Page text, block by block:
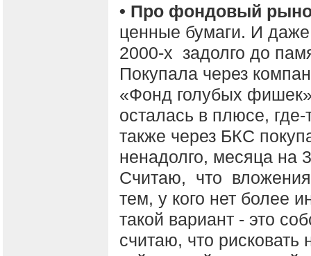
• Про фондовый
ценные бумаги. И
2000-х задолго до
Покупала через
«Фонд голубых
осталась в плюсе,
также через БКС
ненадолго, месяца на
Считаю, что
тем, у кого нет более
такой вариант - это
считаю, что